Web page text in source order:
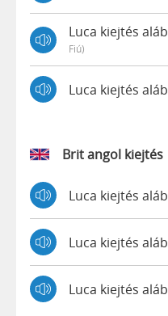
Luca kiejtés
Fiú)
Luca kiejtés
Brit angol kiejtés
Luca kiejtés
Luca kiejtés
Luca kiejtés